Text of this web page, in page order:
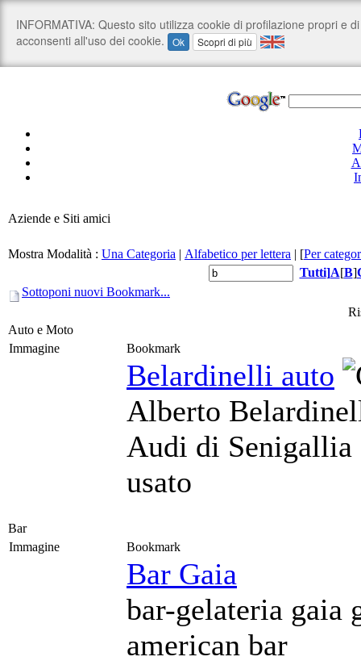
Aziende e Siti amici
Mostra Modalità : Una Categoria | Alfabetico per lettera | [Per
Tutti]A[B]
Sottoponi nuovi Bookmark...
Auto e Moto
Immagine
Bookmark
Belardinelli auto
Alberto
Audi di Senigallia
usato
Bar
Immagine
Bookmark
Bar Gaia
bar-gelateria gaia
american bar